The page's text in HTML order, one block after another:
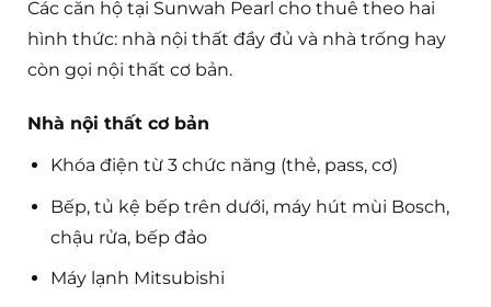
Các căn hộ tại Sunwah Pearl cho thuê theo hai
hình thức: nhà nội thất đầy đủ và nhà trống hay
còn gọi nội thất cơ bản.
Nhà nội thất cơ bản
Khóa điện từ 3 chức năng (thẻ, pass, cơ)
Bếp, tủ kệ bếp trên dưới, máy hút mùi Bosch,
chậu rửa, bếp đảo
Máy lạnh Mitsubishi